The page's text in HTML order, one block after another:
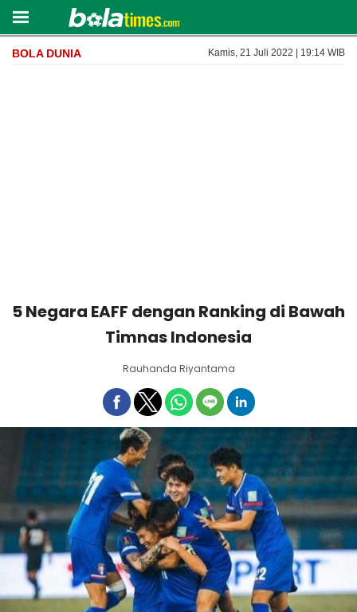
BOLA DUNIA Kamis, 21 Juli 2022 | 19:14 WIB
5 Negara EAFF dengan Ranking di Bawah
Timnas Indonesia
Rauhanda Riyantama